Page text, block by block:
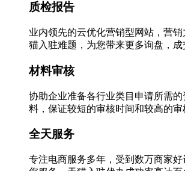
质检报告
业内领先的云优化营销型网站，营
猫入驻难题，为您带来更多询盘，成
材料审核
协助企业准备各行业类目申请所需
料，保证较短的审核时间和较高的审
全天服务
专注电商服务多年，受到数万商家